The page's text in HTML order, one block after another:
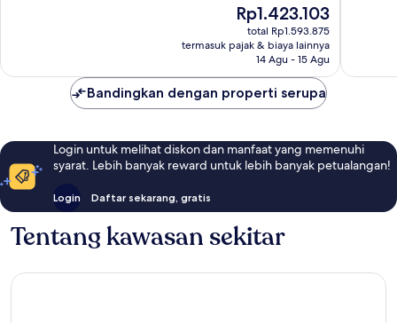
Harga
sekarang
Rp1.423.103
Rp1.423.103
total Rp1.593.875
termasuk pajak & biaya lainnya
14 Agu - 15 Agu
Bandingkan dengan properti serupa
Login untuk melihat diskon dan manfaat yang memenuhi
syarat. Lebih banyak reward untuk lebih banyak petualangan!
Login Daftar sekarang, gratis
Tentang kawasan sekitar